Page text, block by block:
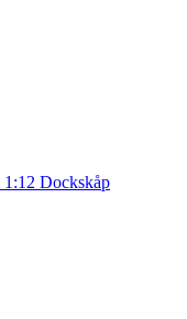
1:12 Dockskåp